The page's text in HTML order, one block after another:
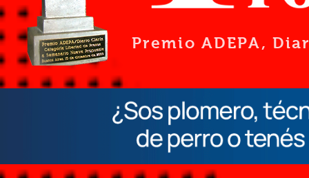
Premio ADEPA,